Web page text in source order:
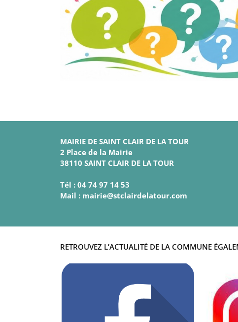
MAIRIE DE SAINT CLAIR DE LA TOUR
2 Place de la Mairie
38110 SAINT CLAIR DE LA TOUR
Tél : 04 74 97 14 53
Mail : mairie@stclairdelatour.com
RETROUVEZ L’ACTUALITÉ DE LA COMMUNE